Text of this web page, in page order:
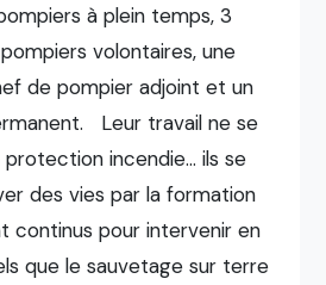
à plein temps, 3
volontaires, une
de pompier adjoint et un
Leur travail ne se
protection incendie… ils se
des vies par la formation
continus pour intervenir en
que le sauvetage sur terre